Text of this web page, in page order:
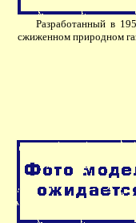
Разработанный в
сжиженном природном